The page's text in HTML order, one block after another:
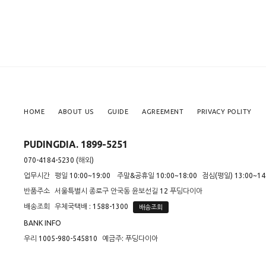
HOME ABOUT US GUIDE AGREEMENT PRIVACY POLITY
PUDINGDIA. 1899-5251
070-4184-5230 (해외)
업무시간
평일 10:00~19:00 주말&공휴일 10:00~18:00
점심(평일)
반품주소
서울특별시 종로구 안국동 윤보선길 12 푸딩다이아
배송조회
우체국택배 : 1588-1300 배송조회
BANK INFO
우리 1005-980-545810
예금주: 푸딩다이아